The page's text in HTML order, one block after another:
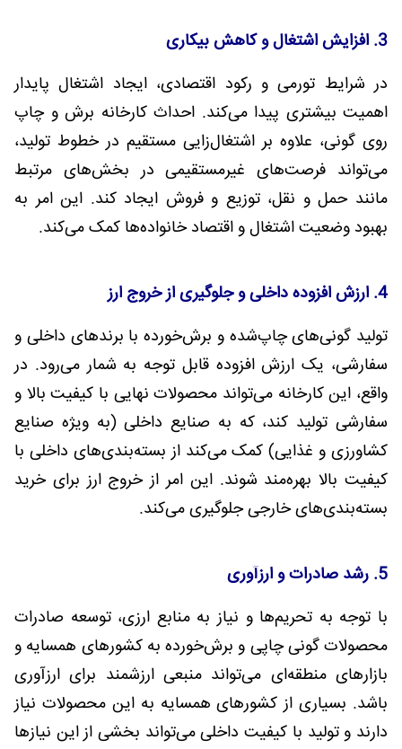
3. افزایش اشتغال و کاهش بیکاری
در شرایط تورمی و رکود اقتصادی، ایجاد اشتغال پایدار
اهمیت بیشتری پیدا می‌کند. احداث کارخانه برش و چاپ
روی گونی، علاوه بر اشتغال‌زایی مستقیم در خطوط تولید،
می‌تواند فرصت‌های غیرمستقیمی در بخش‌های مرتبط
مانند حمل و نقل، توزیع و فروش ایجاد کند. این امر به
بهبود وضعیت اشتغال و اقتصاد خانواده‌ها کمک می‌کند.
4. ارزش افزوده داخلی و جلوگیری از خروج ارز
تولید گونی‌های چاپ‌شده و برش‌خورده با برندهای داخلی و
سفارشی، یک ارزش افزوده قابل توجه به شمار می‌رود. در
واقع، این کارخانه می‌تواند محصولات نهایی با کیفیت بالا و
سفارشی تولید کند، که به صنایع داخلی (به ویژه صنایع
کشاورزی و غذایی) کمک می‌کند از بسته‌بندی‌های داخلی با
کیفیت بالا بهره‌مند شوند. این امر از خروج ارز برای خرید
بسته‌بندی‌های خارجی جلوگیری می‌کند.
5. رشد صادرات و ارزآوری
با توجه به تحریم‌ها و نیاز به منابع ارزی، توسعه صادرات
محصولات گونی چاپی و برش‌خورده به کشورهای همسایه و
بازارهای منطقه‌ای می‌تواند منبعی ارزشمند برای ارزآوری
باشد. بسیاری از کشورهای همسایه به این محصولات نیاز
دارند و تولید با کیفیت داخلی می‌تواند بخشی از این نیازها